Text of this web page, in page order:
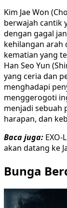
Kim Jae Won
berwajah cantik
dengan gagal
kehilangan arah
kematian yang
Han Seo Yun
yang ceria dan
menghadapi
menggerogoti
menjadi sebuah
harapan, dan
Baca juga:
akan datang ke
Bunga